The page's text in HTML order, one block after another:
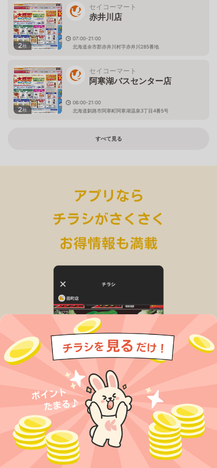
2枚
セイコーマート
赤井川店
07:00-21:00
北海道余市郡赤井川村字赤井川285番地
2枚
セイコーマート
阿寒湖バスセンター店
06:00-21:00
北海道釧路市阿寒町阿寒湖温泉3丁目4番5号
すべて見る